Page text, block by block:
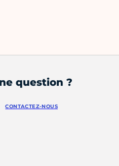
question ?
CONTACTEZ-NOUS